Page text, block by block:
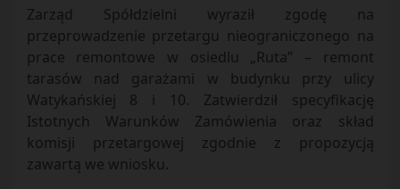
Zarząd Spółdzielni wyraził zgodę na
przeprowadzenie przetargu nieograniczonego na
prace remontowe w osiedlu „Ruta” – remont
tarasów nad garażami w budynku przy ulicy
Watykańskiej 8 i 10. Zatwierdził specyfikację
Istotnych Warunków Zamówienia oraz skład
komisji przetargowej zgodnie z propozycją
zawartą we wniosku.